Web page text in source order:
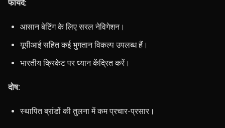
फायदे:
आसान बेटिंग के लिए सरल नेविगेशन।
यूपीआई सहित कई भुगतान विकल्प उपलब्ध हैं।
भारतीय क्रिकेट पर ध्यान केंद्रित करें।
दोष:
स्थापित ब्रांडों की तुलना में कम प्रचार-प्रसार।